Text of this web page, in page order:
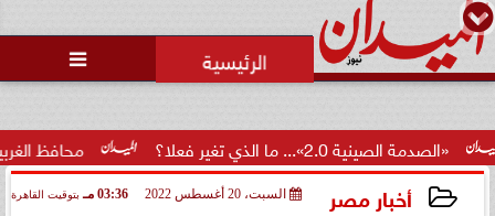

محافظ الغربية يكرم 100 من أوائل الجمهورية والمحافظة ويؤكد: الاستثمار... 2.0»... ما الذي تغير فعلا؟
أخبار مصر السبت، 20 أغسطس 2022 03:36 مـ بتوقيت القاهرة